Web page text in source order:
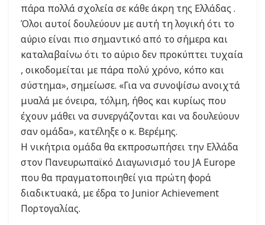
πάρα πολλά σχολεία σε κάθε άκρη της Ελλάδας .
Όλοι αυτοί δουλεύουν με αυτή τη λογική ότι το
αύριο είναι πιο σημαντικό από το σήμερα και
καταλαβαίνω ότι το αύριο δεν προκύπτει τυχαία
, οικοδομείται με πάρα πολύ χρόνο, κόπο και
σύστημα», σημείωσε. «Για να συνοψίσω ανοιχτά
μυαλά με όνειρα, τόλμη, ήθος και κυρίως που
έχουν μάθει να συνεργάζονται και να δουλεύουν
σαν ομάδα», κατέληξε ο κ. Βερέμης.
Η νικήτρια ομάδα θα εκπροσωπήσει την Ελλάδα
στον Πανευρωπαϊκό Διαγωνισμό του JA Europe
που θα πραγματοποιηθεί για πρώτη φορά
διαδικτυακά, με έδρα το Junior Achievement
Πορτογαλίας.